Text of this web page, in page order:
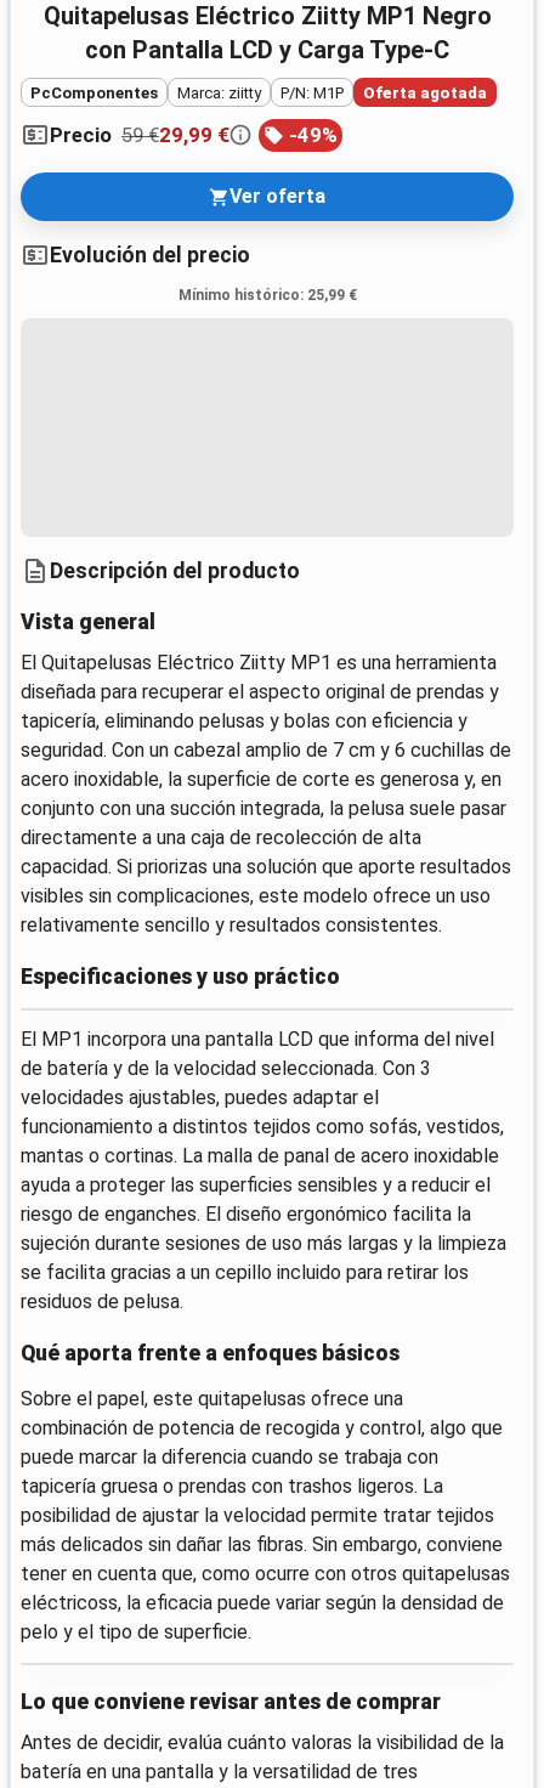
Quitapelusas Eléctrico Ziitty MP1 Negro
con Pantalla LCD y Carga Type-C
PcComponentes Marca: ziitty P/N: M1P Oferta agotada
Precio 59 €29,99 € -49%
Ver oferta
Evolución del precio
Mínimo histórico: 25,99 €
Descripción del producto
Vista general
El Quitapelusas Eléctrico Ziitty MP1 es una herramienta
diseñada para recuperar el aspecto original de prendas y
tapicería, eliminando pelusas y bolas con eficiencia y
seguridad. Con un cabezal amplio de 7 cm y 6 cuchillas de
acero inoxidable, la superficie de corte es generosa y, en
conjunto con una succión integrada, la pelusa suele pasar
directamente a una caja de recolección de alta
capacidad. Si priorizas una solución que aporte resultados
visibles sin complicaciones, este modelo ofrece un uso
relativamente sencillo y resultados consistentes.
Especificaciones y uso práctico
El MP1 incorpora una pantalla LCD que informa del nivel
de batería y de la velocidad seleccionada. Con 3
velocidades ajustables, puedes adaptar el
funcionamiento a distintos tejidos como sofás, vestidos,
mantas o cortinas. La malla de panal de acero inoxidable
ayuda a proteger las superficies sensibles y a reducir el
riesgo de enganches. El diseño ergonómico facilita la
sujeción durante sesiones de uso más largas y la limpieza
se facilita gracias a un cepillo incluido para retirar los
residuos de pelusa.
Qué aporta frente a enfoques básicos
Sobre el papel, este quitapelusas ofrece una
combinación de potencia de recogida y control, algo que
puede marcar la diferencia cuando se trabaja con
tapicería gruesa o prendas con trashos ligeros. La
posibilidad de ajustar la velocidad permite tratar tejidos
más delicados sin dañar las fibras. Sin embargo, conviene
tener en cuenta que, como ocurre con otros quitapelusas
eléctricoss, la eficacia puede variar según la densidad de
pelo y el tipo de superficie.
Lo que conviene revisar antes de comprar
Antes de decidir, evalúa cuánto valoras la visibilidad de la
batería en una pantalla y la versatilidad de tres